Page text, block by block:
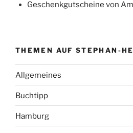
Geschenkgutscheine von
THEMEN AUF STEPHAN-
Allgemeines
Buchtipp
Hamburg